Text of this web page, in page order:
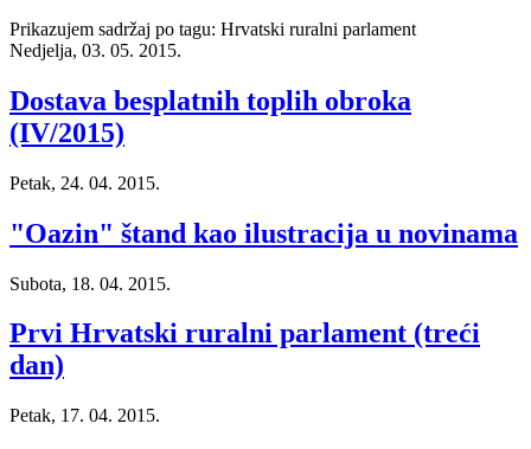
Prikazujem sadržaj po tagu: Hrvatski ruralni parlament
Nedjelja, 03. 05. 2015.
Dostava besplatnih toplih obroka
(IV/2015)
Petak, 24. 04. 2015.
"Oazin" štand kao ilustracija u novinama
Subota, 18. 04. 2015.
Prvi Hrvatski ruralni parlament (treći
dan)
Petak, 17. 04. 2015.